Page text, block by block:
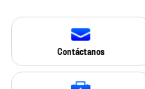
Contáctanos